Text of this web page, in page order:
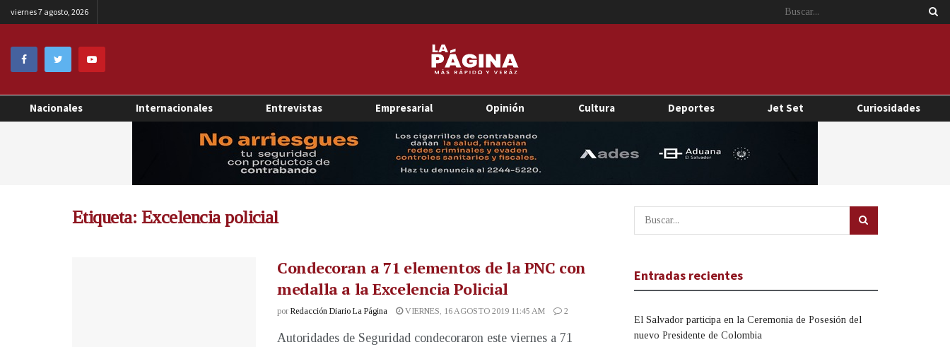
viernes 7 agosto, 2026
Nacionales Internacionales Entrevistas Empresarial Opinión Cultura Deportes Jet Set Curiosidades
Etiqueta: Excelencia policial
Condecoran a 71 elementos de la PNC con
medalla a la Excelencia Policial
por Redacción Diario La Página VIERNES, 16 AGOSTO 2019 11:45 AM 2
Autoridades de Seguridad condecoraron este viernes a 71
Entradas recientes
El Salvador participa en la Ceremonia de Posesión del
nuevo Presidente de Colombia